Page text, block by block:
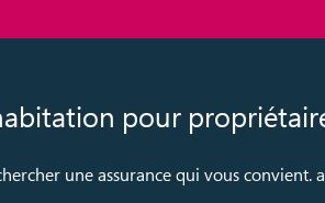
pour
une assurance qui vous convient.